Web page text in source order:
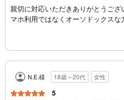
親切に対応いただきありがとうご
マホ利用ではなくオーソドックスな
N.E.様 18歳～20代 女性
5